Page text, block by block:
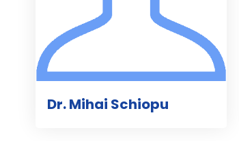
Dr. Mihai Schiopu